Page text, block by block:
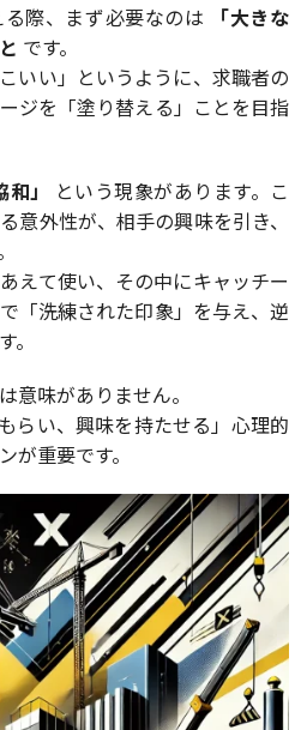
際、まず必要なのは
「大きな
です。
いい」というように、求職者の
ジを「塗り替える」ことを目指
」
という現象があります。こ
意外性が、相手の興味を引き、
えて使い、その中にキャッチー
「洗練された印象」を与え、逆
意味がありません。
らい、興味を持たせる」心理的
が重要です。